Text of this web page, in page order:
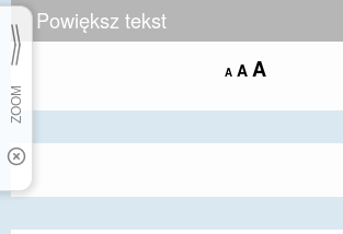
Powiększ tekst
A Decrease
size.
A Reset
size.
AIncrease
size.